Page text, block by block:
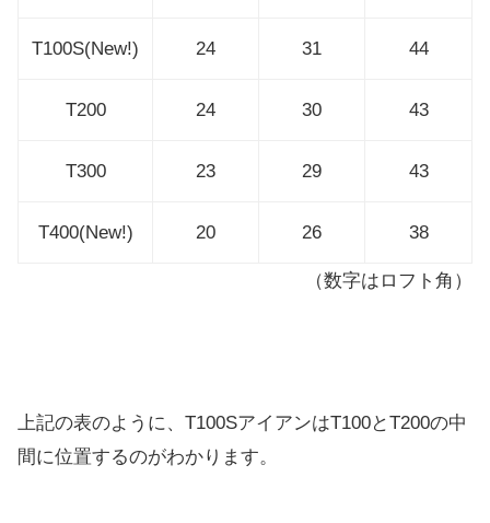
T100S(New!) 24 31 44
T200 24 30 43
T300 23 29 43
T400(New!) 20 26 38
（数字はロフト角）
上記の表のように、T100SアイアンはT100とT200の中
間に位置するのがわかります。